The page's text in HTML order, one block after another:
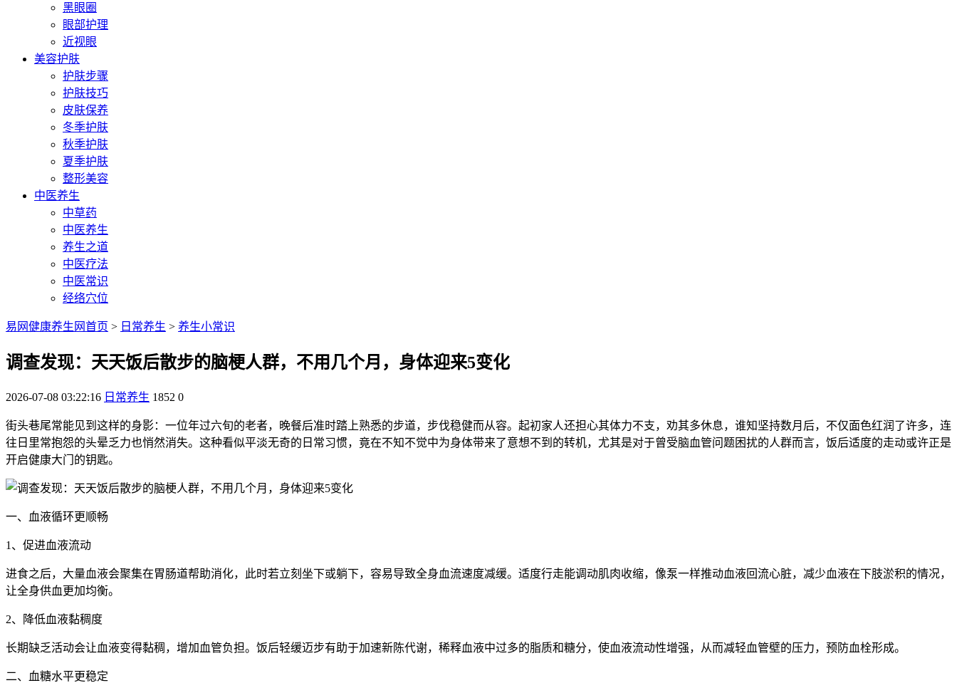
黑眼圈
眼部护理
近视眼
美容护肤
护肤步骤
护肤技巧
皮肤保养
冬季护肤
秋季护肤
夏季护肤
整形美容
中医养生
中草药
中医养生
养生之道
中医疗法
中医常识
经络穴位
易网健康养生网首页 > 日常养生 > 养生小常识
调查发现：天天饭后散步的脑梗人群，不用几个月，身体迎来5变化
2026-07-08 03:22:16 日常养生 1852 0
街头巷尾常能见到这样的身影：一位年过六旬的老者，晚餐后准时踏上熟悉的步道，步伐稳健而从容。起初家人还担心其体力不支，劝其多休息，谁知坚持数月后，不仅面色红润了许多，连
往日里常抱怨的头晕乏力也悄然消失。这种看似平淡无奇的日常习惯，竟在不知不觉中为身体带来了意想不到的转机，尤其是对于曾受脑血管问题困扰的人群而言，饭后适度的走动或许正是
开启健康大门的钥匙。
一、血液循环更顺畅
1、促进血液流动
进食之后，大量血液会聚集在胃肠道帮助消化，此时若立刻坐下或躺下，容易导致全身血流速度减缓。适度行走能调动肌肉收缩，像泵一样推动血液回流心脏，减少血液在下肢淤积的情况，
让全身供血更加均衡。
2、降低血液黏稠度
长期缺乏活动会让血液变得黏稠，增加血管负担。饭后轻缓迈步有助于加速新陈代谢，稀释血液中过多的脂质和糖分，使血液流动性增强，从而减轻血管壁的压力，预防血栓形成。
二、血糖水平更稳定